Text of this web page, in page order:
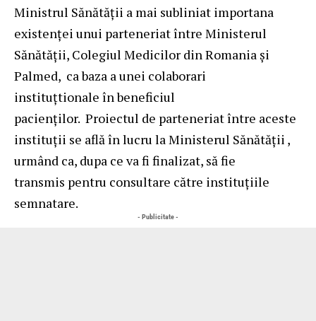
Ministrul Sănătății a mai subliniat importana
existenței unui parteneriat între Ministerul
Sănătății, Colegiul Medicilor din Romania și
Palmed, ca baza a unei colaborari
instituțtionale în beneficiul
pacienților. Proiectul de parteneriat între aceste
instituții se află în lucru la Ministerul Sănătății ,
urmând ca, dupa ce va fi finalizat, să fie
transmis pentru consultare către instituțiile
semnatare.
- Publicitate -